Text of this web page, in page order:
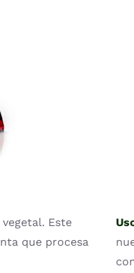
Este
que procesa